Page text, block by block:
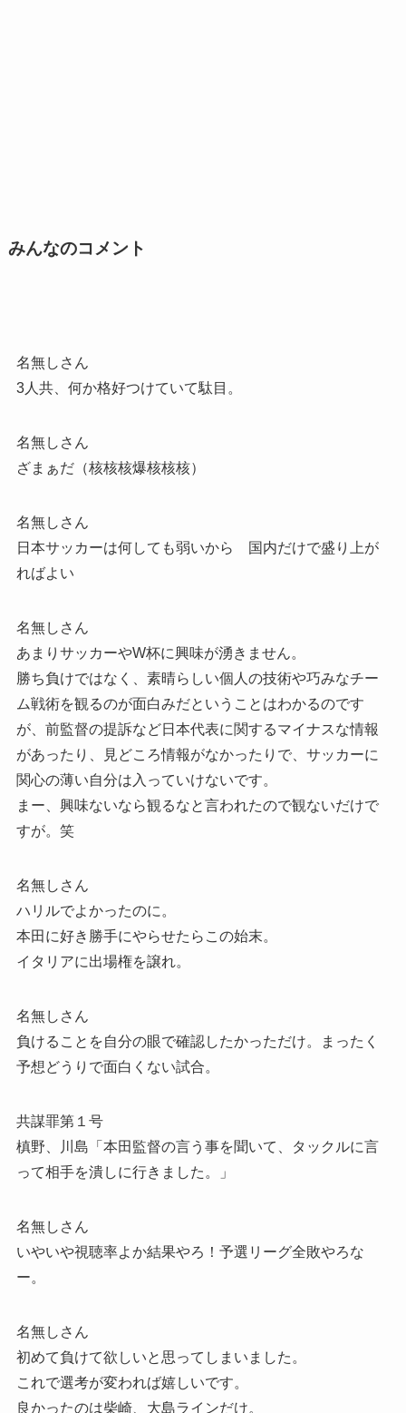
みんなのコメント
名無しさん
3人共、何か格好つけていて駄目。
名無しさん
ざまぁだ（核核核爆核核核）
名無しさん
日本サッカーは何しても弱いから 国内だけで盛り上が
ればよい
名無しさん
あまりサッカーやW杯に興味が湧きません。
勝ち負けではなく、素晴らしい個人の技術や巧みなチー
ム戦術を観るのが面白みだということはわかるのです
が、前監督の提訴など日本代表に関するマイナスな情報
があったり、見どころ情報がなかったりで、サッカーに
関心の薄い自分は入っていけないです。
まー、興味ないなら観るなと言われたので観ないだけで
すが。笑
名無しさん
ハリルでよかったのに。
本田に好き勝手にやらせたらこの始末。
イタリアに出場権を譲れ。
名無しさん
負けることを自分の眼で確認したかっただけ。まったく
予想どうりで面白くない試合。
共謀罪第１号
槙野、川島「本田監督の言う事を聞いて、タックルに言
って相手を潰しに行きました。」
名無しさん
いやいや視聴率よか結果やろ！予選リーグ全敗やろな
ー。
名無しさん
初めて負けて欲しいと思ってしまいました。
これで選考が変われば嬉しいです。
良かったのは柴崎、大島ラインだけ。